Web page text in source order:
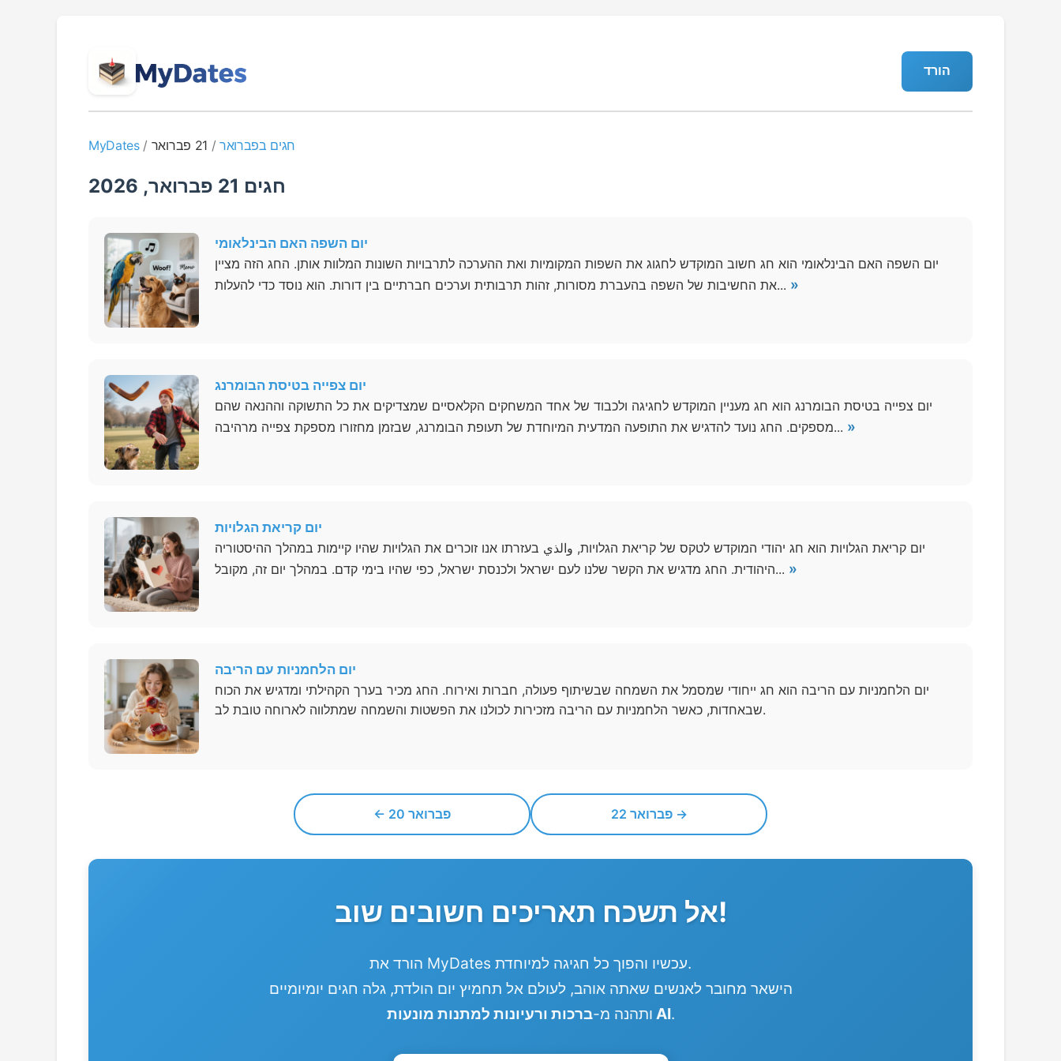
הורד
MyDates/ חגים בפברואר / 21 פברואר
חגים 21 פברואר, 2026
יום השפה האם הבינלאומי
יום השפה האם הבינלאומי הוא חג חשוב המוקדש לחגוג את השפות המקומיות ואת ההערכה לתרבויות השונות המלוות אותן. החג הזה מציין
את החשיבות של השפה בהעברת מסורות, זהות תרבותית וערכים חברתיים בין דורות. הוא נוסד כדי להעלות... »
יום צפייה בטיסת הבומרנג
יום צפייה בטיסת הבומרנג הוא חג מעניין המוקדש לחגיגה ולכבוד של אחד המשחקים הקלאסיים שמצדיקים את כל התשוקה וההנאה שהם
מספקים. החג נועד להדגיש את התופעה המדעית המיוחדת של תעופת הבומרנג, שבזמן מחזורו מספקת צפייה מרהיבה... »
יום קריאת הגלויות
יום קריאת הגלויות הוא חג יהודי המוקדש לטקס של קריאת הגלויות, والذي בעזרתו אנו זוכרים את הגלויות שהיו קיימות במהלך ההיסטוריה
היהודית. החג מדגיש את הקשר שלנו לעם ישראל ולכנסת ישראל, כפי שהיו בימי קדם. במהלך יום זה, מקובל... »
יום הלחמניות עם הריבה
יום הלחמניות עם הריבה הוא חג ייחודי שמסמל את השמחה שבשיתוף פעולה, חברות ואירוח. החג מכיר בערך הקהילתי ומדגיש את הכוח
שבאחדות, כאשר הלחמניות עם הריבה מזכירות לכולנו את הפשטות והשמחה שמתלווה לארוחה טובת לב.
← 20 פברואר 22 פברואר →
אל תשכח תאריכים חשובים שוב!
הורד את MyDates עכשיו והפוך כל חגיגה למיוחדת.
הישאר מחובר לאנשים שאתה אוהב, לעולם אל תחמיץ יום הולדת, גלה חגים יומיומיים
ותהנה מ- ברכות ורעיונות למתנות מונעות AI.